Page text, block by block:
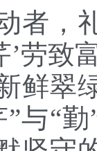
者，
’劳致
鲜翠
与“